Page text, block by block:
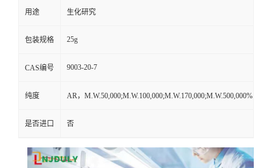
用途 生化研究
包装规格 25g
CAS编号 9003-20-7
纯度 AR，M.W.50,000;M.W.100,000;M.W.170,000;M.W.500,000%
是否进口 否